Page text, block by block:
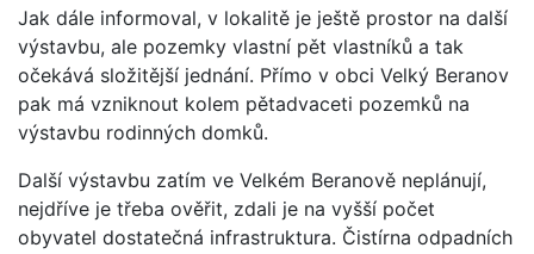
Jak dále informoval, v lokalitě je ještě prostor na další
výstavbu, ale pozemky vlastní pět vlastníků a tak
očekává složitější jednání. Přímo v obci Velký Beranov
pak má vzniknout kolem pětadvaceti pozemků na
výstavbu rodinných domků.
Další výstavbu zatím ve Velkém Beranově neplánují,
nejdříve je třeba ověřit, zdali je na vyšší počet
obyvatel dostatečná infrastruktura. Čistírna odpadních